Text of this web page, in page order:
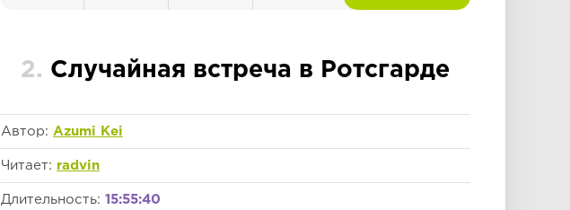
2. Случайная встреча в Ротсгарде
Автор: Azumi Kei
Читает: radvin
Длительность: 15:55:40